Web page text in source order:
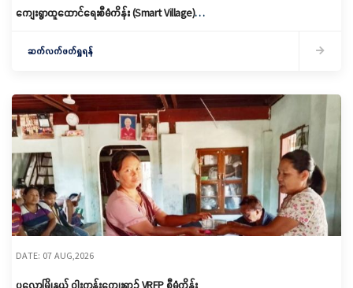
ကျေးရွာထူထောင်ရေးစီမံကိန်း (Smart Village)
ဆက်လက်ဖတ်ရှုရန်
DATE: 07 AUG,2026
ပုလောမြို့နယ် ဝါးကုန်းကျေးရွာ၌ ‌VRFP စီမံကိန်း